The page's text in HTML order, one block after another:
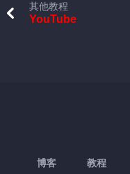
其他教程
YouTube
博客 教程